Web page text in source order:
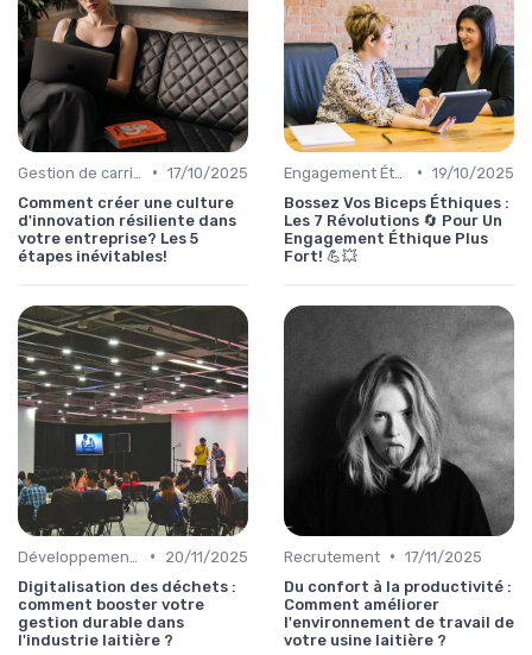
• 17/10/2025
Comment créer une culture
d'innovation résiliente dans
votre entreprise? Les 5
étapes inévitables!
• 19/10/2025
Bossez Vos Biceps Éthiques :
Les 7 Révolutions 🔄 Pour Un
Engagement Éthique Plus
Fort! 💪💥
•
20/11/2025
Digitalisation des déchets :
comment booster votre
gestion durable dans
l'industrie laitière ?
Recrutement • 17/11/2025
Du confort à la productivité :
Comment améliorer
l'environnement de travail de
votre usine laitière ?